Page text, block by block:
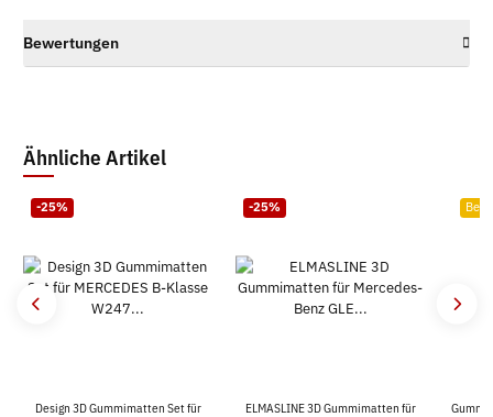
Bewertungen
Ähnliche Artikel
-25%
Design 3D Gummimatten Set für
-25%
ELMASLINE 3D Gummimatten für